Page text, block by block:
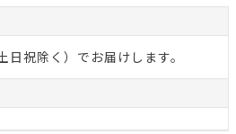
祝除く）でお届けします。